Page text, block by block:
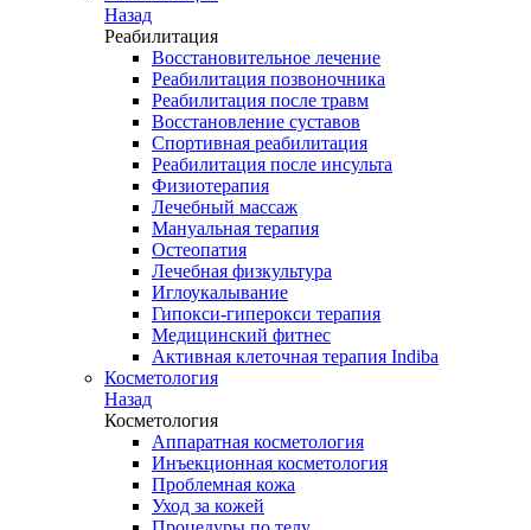
Назад
Реабилитация
Восстановительное лечение
Реабилитация позвоночника
Реабилитация после травм
Восстановление суставов
Спортивная реабилитация
Реабилитация после инсульта
Физиотерапия
Лечебный массаж
Мануальная терапия
Остеопатия
Лечебная физкультура
Иглоукалывание
Гипокси-гиперокси терапия
Медицинский фитнес
Активная клеточная терапия Indiba
Косметология
Назад
Косметология
Аппаратная косметология
Инъекционная косметология
Проблемная кожа
Уход за кожей